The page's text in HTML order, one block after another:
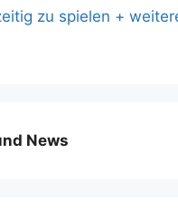
zu spielen +
News